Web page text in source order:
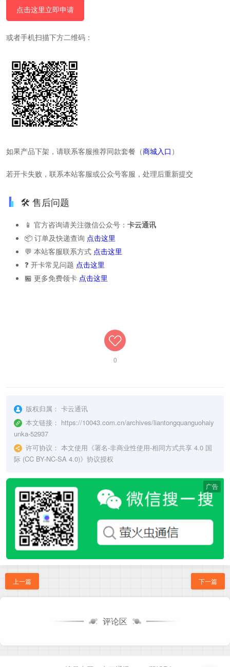
点击这里立即申请
或者手机扫描下方二维码：
如果产品下架，请联系客服推荐同款套餐（商城入口 ）
若开卡失败，联系本站客服或公众号客服，处理后重新提交
🛠️ 售后问题
📱 官方咨询请关注微信公众号： 卡云通讯
📦 订单及快递查询 点击这里
💬 本站客服联系方式 点击这里
❓ 开卡常见问题 点击这里
🏪 更多免费领卡 点击这里
0
版权归属： 卡云通讯
本文链接： https://10043.com.cn/archives/liantongquanguohaiy
unka-52937
许可协议： 本文使用《署名-非商业性使用-相同方式共享 4.0 国
际 (CC BY-NC-SA 4.0)》协议授权
广告
上一篇 下一篇
评论区